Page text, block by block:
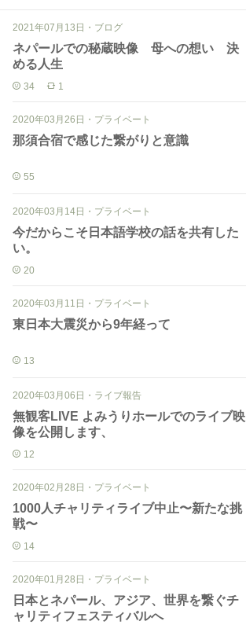
2021年07月13日 ・ ブログ
ネパールでの秘蔵映像 母への想い 決
める人生
34 1
2020年03月26日 ・ プライベート
那須合宿で感じた繋がりと意識
55
2020年03月14日 ・ プライベート
今だからこそ日本語学校の話を共有した
い。
20
2020年03月11日 ・ プライベート
東日本大震災から9年経って
13
2020年03月06日 ・ ライブ報告
無観客LIVE よみうりホールでのライブ映
像を公開します、
12
2020年02月28日 ・ プライベート
1000人チャリティライブ中止〜新たな挑
戦〜
14
2020年01月28日 ・ プライベート
日本とネパール、アジア、世界を繋ぐチ
ャリティフェスティバルへ